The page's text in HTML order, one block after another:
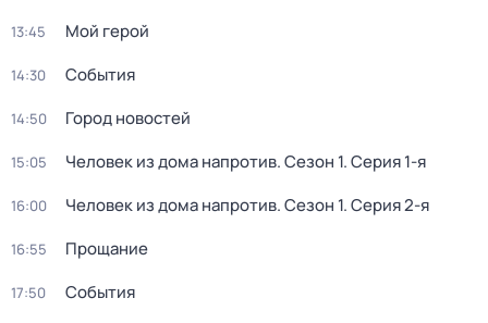
13:45 Мой герой
14:30 События
14:50 Город новостей
15:05 Человек из дома напротив. Сезон 1. Серия 1-я
16:00 Человек из дома напротив. Сезон 1. Серия 2-я
16:55 Прощание
17:50 События